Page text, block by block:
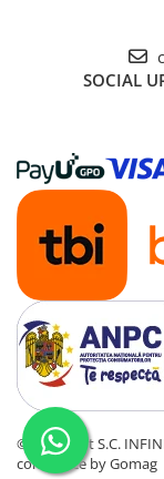
SOCIAL
©Copyright S.C.
commerce by Gomag